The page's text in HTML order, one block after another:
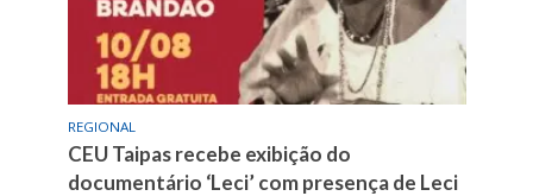
REGIONAL
CEU Taipas recebe exibição do
documentário ‘Leci’ com presença de Leci